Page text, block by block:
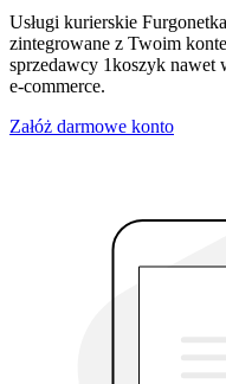
Usługi kurierskie
zintegrowane z Twoim
sprzedawcy 1koszyk nawet
e-commerce.
Załóż darmowe konto